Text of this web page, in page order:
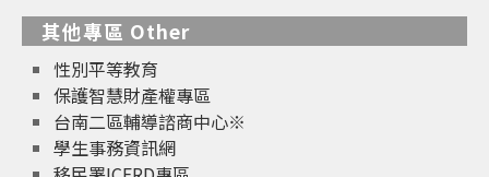
其他專區 Other
性別平等教育
保護智慧財產權專區
台南二區輔導諮商中心※
學生事務資訊網